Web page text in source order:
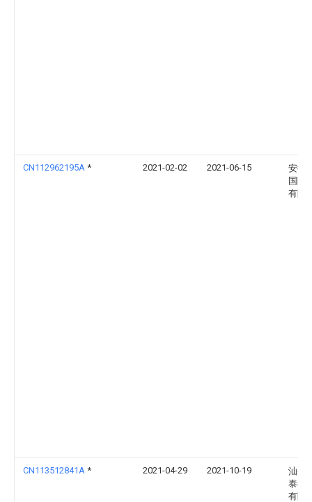
CN112962195A * 2021-02-02 2021-06-15
安徽
国际
有限
CN113512841A * 2021-04-29 2021-10-19
汕头
泰丰
有限